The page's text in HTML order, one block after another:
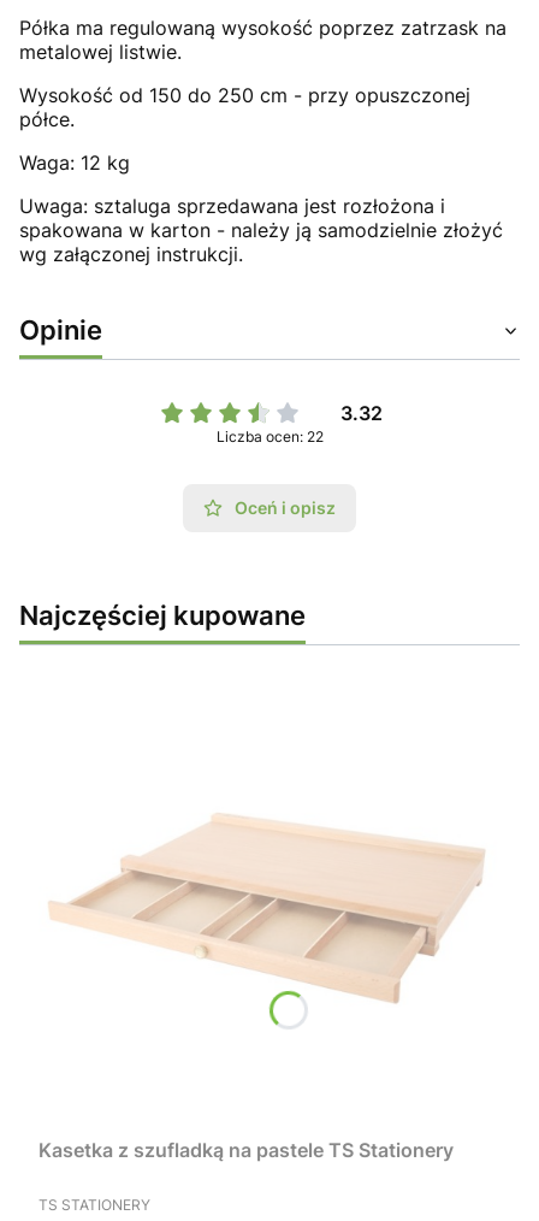
Półka ma regulowaną wysokość poprzez zatrzask na
metalowej listwie.
Wysokość od 150 do 250 cm - przy opuszczonej
półce.
Waga: 12 kg
Uwaga: sztaluga sprzedawana jest rozłożona i
spakowana w karton - należy ją samodzielnie złożyć
wg załączonej instrukcji.
Opinie
3.32
Liczba ocen: 22
Oceń i opisz
Najczęściej kupowane
Kasetka z szufladką na pastele TS Stationery
PRODUCENT
TS STATIONERY